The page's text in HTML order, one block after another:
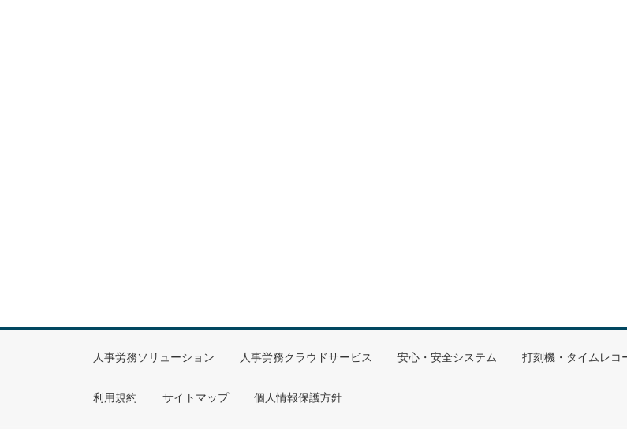
人事労務ソリューション 人事労務クラウドサービス 安心・安全システム 打刻機・タイムレコ
利用規約 サイトマップ 個人情報保護方針